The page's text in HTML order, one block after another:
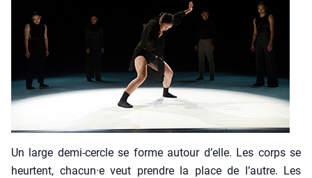
Un large demi-cercle se forme autour d’elle. Les corps se
heurtent, chacun·e veut prendre la place de l’autre. Les